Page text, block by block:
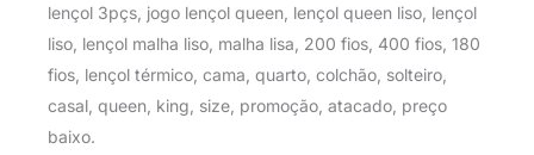
lençol 3pçs, jogo lençol queen, lençol queen liso, lençol
liso, lençol malha liso, malha lisa, 200 fios, 400 fios, 180
fios, lençol térmico, cama, quarto, colchão, solteiro,
casal, queen, king, size, promoção, atacado, preço
baixo.